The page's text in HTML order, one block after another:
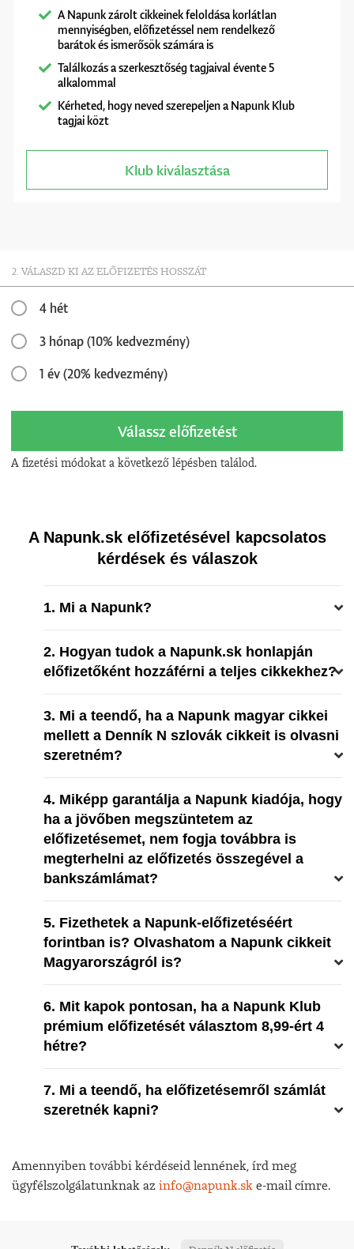
A Napunk zárolt cikkeinek feloldása korlátlan
mennyiségben, előfizetéssel nem rendelkező
barátok és ismerősök számára is
Találkozás a szerkesztőség tagjaival évente 5
alkalommal
Kérheted, hogy neved szerepeljen a Napunk Klub
tagjai közt
Klub kiválasztása
2. VÁLASZD KI AZ ELŐFIZETÉS HOSSZÁT
4 hét
3 hónap (10% kedvezmény)
1 év (20% kedvezmény)
Válassz előfizetést
A fizetési módokat a következő lépésben találod.
A Napunk.sk előfizetésével kapcsolatos
kérdések és válaszok
1. Mi a Napunk?
2. Hogyan tudok a Napunk.sk honlapján
előfizetőként hozzáférni a teljes cikkekhez?
3. Mi a teendő, ha a Napunk magyar cikkei
mellett a Denník N szlovák cikkeit is olvasni
szeretném?
4. Miképp garantálja a Napunk kiadója, hogy
ha a jövőben megszüntetem az
előfizetésemet, nem fogja továbbra is
megterhelni az előfizetés összegével a
bankszámlámat?
5. Fizethetek a Napunk-előfizetéséért
forintban is? Olvashatom a Napunk cikkeit
Magyarországról is?
6. Mit kapok pontosan, ha a Napunk Klub
prémium előfizetését választom 8,99-ért 4
hétre?
7. Mi a teendő, ha előfizetésemről számlát
szeretnék kapni?
Amennyiben további kérdéseid lennének, írd meg
ügyfélszolgálatunknak azinfo@napunk.ske-mail címre.